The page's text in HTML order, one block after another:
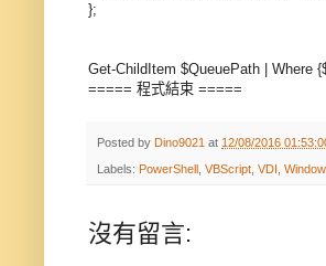
};
Get-ChildItem $QueuePath | Where
===== 程式結束 =====
Posted by Dino9021 at 12/08/2016
Labels: PowerShell , VBScript, VDI ,
沒有留言: